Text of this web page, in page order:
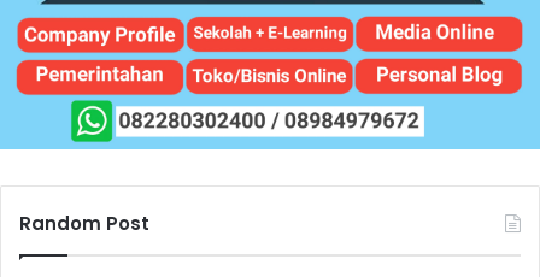
Random Post